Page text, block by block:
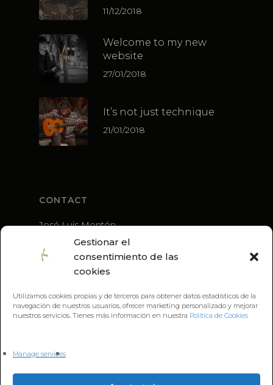
Gestionar el
consentimiento de las
cookies
Utilizamos cookies propias y de terceros para obtener datos estadísticos de la
navegación de nuestros usuarios, ofrecer marketing personalizado y mejorar
nuestros servicios. Tienes más información en nuestra Política de Cookies
Manage services
11/12/2018
Welcome to my new
website
27/01/2018
It’s not just technique
21/01/2018
CONTACT
José Luis Montón
+34 636 56 79 21
guitarra@joseluismonton.com